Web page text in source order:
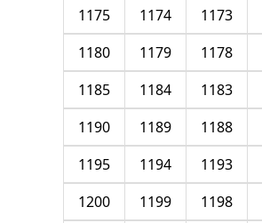
1173
1174
1175
1178
1179
1180
1183
1184
1185
1188
1189
1190
1193
1194
1195
1198
1199
1200